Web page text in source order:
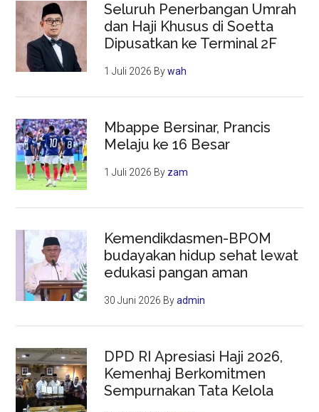
Seluruh Penerbangan Umrah
dan Haji Khusus di Soetta
Dipusatkan ke Terminal 2F
1 Juli 2026 Bywah
Mbappe Bersinar, Prancis
Melaju ke 16 Besar
1 Juli 2026 By zam
Kemendikdasmen-BPOM
budayakan hidup sehat lewat
edukasi pangan aman
30 Juni 2026 Byadmin
DPD RI Apresiasi Haji 2026,
Kemenhaj Berkomitmen
Sempurnakan Tata Kelola